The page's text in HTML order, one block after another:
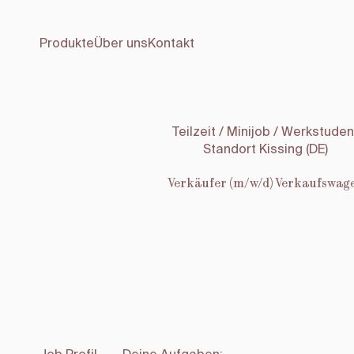
ProdukteÜber unsKontakt
Teilzeit / Minijob /
Standort Kissing (DE)
Verkäufer (m/w/d)